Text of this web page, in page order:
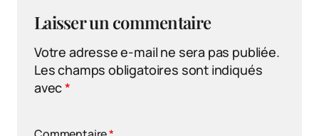
Laisser un commentaire
Votre adresse e-mail ne sera pas publiée.
Les champs obligatoires sont indiqués
avec*